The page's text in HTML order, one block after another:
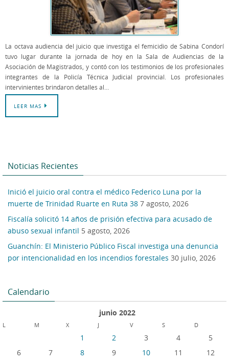
La octava audiencia del juicio que investiga el femicidio de Sabina Condorí
tuvo lugar durante la jornada de hoy en la Sala de Audiencias de la
Asociación de Magistrados, y contó con los testimonios de los profesionales
integrantes de la Policía Técnica Judicial provincial. Los profesionales
intervinientes brindaron detalles al…
LEER MAS
Noticias Recientes
Inició el juicio oral contra el médico Federico Luna por la
muerte de Trinidad Ruarte en Ruta 38 7 agosto, 2026
Fiscalía solicitó 14 años de prisión efectiva para acusado de
abuso sexual infantil 5 agosto, 2026
Guanchín: El Ministerio Público Fiscal investiga una denuncia
por intencionalidad en los incendios forestales 30 julio, 2026
Calendario
junio 2022
L M X J V S D
1 2 3 4
5
6
7 8 9 10 11
12